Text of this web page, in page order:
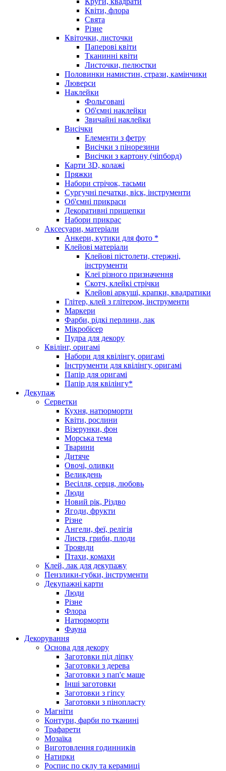
Квіти, флора
Свята
Різне
Квіточки, листочки
Паперові квіти
Тканинні квіти
Листочки, пелюстки
Половинки намистин, стрази, камінчики
Люверси
Наклейки
Фольговані
Об'ємні наклейки
Звичайні наклейки
Висічки
Елементи з фетру
Висічки з пінорезини
Висічки з картону (чіпборд)
Карти 3D, колажі
Пряжки
Набори стрічок, тасьми
Сургучні печатки, віск, інструменти
Об'ємні прикраси
Декоративні прищепки
Набори прикрас
Аксесуари, матеріали
Анкери, кутики для фото *
Клейові матеріали
Клейові пістолети, стержні,
інструменти
Клеї різного призначення
Скотч, клейкі стрічки
Клейові аркуші, крапки, квадратики
Глітер, клей з глітером, інструменти
Маркери
Фарби, рідкі перлини, лак
Мікробісер
Пудра для декору
Квілінг, оригамі
Набори для квілінгу, оригамі
Інструменти для квілінгу, оригамі
Папір для оригамі
Папір для квілінгу*
Декупаж
Серветки
Кухня, натюрморти
Квіти, рослини
Візерунки, фон
Морська тема
Тварини
Дитяче
Овочі, оливки
Великдень
Весілля, серця, любовь
Люди
Новий рік, Різдво
Ягоди, фрукти
Різне
Ангели, феї, релігія
Листя, гриби, плоди
Троянди
Птахи, комахи
Клей, лак для декупажу
Пензлики-губки, інструменти
Декупажні карти
Люди
Різне
Флора
Натюрморти
Фауна
Декорування
Основа для декору
Заготовки під ліпку
Заготовки з дерева
Заготовки з пап'є маше
Інші заготовки
Заготовки з гіпсу
Заготовки з пінопласту
Магніти
Контури, фарби по тканині
Трафарети
Мозаїка
Виготовлення годинників
Натирки
Роспис по склу та керамиці